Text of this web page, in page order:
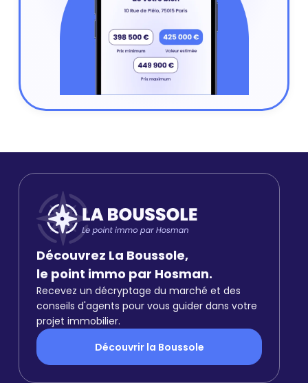
Découvrez La Boussole,
le point immo par Hosman.
Recevez un décryptage du marché et des
conseils d'agents pour vous guider dans votre
projet immobilier.
Découvrir la Boussole